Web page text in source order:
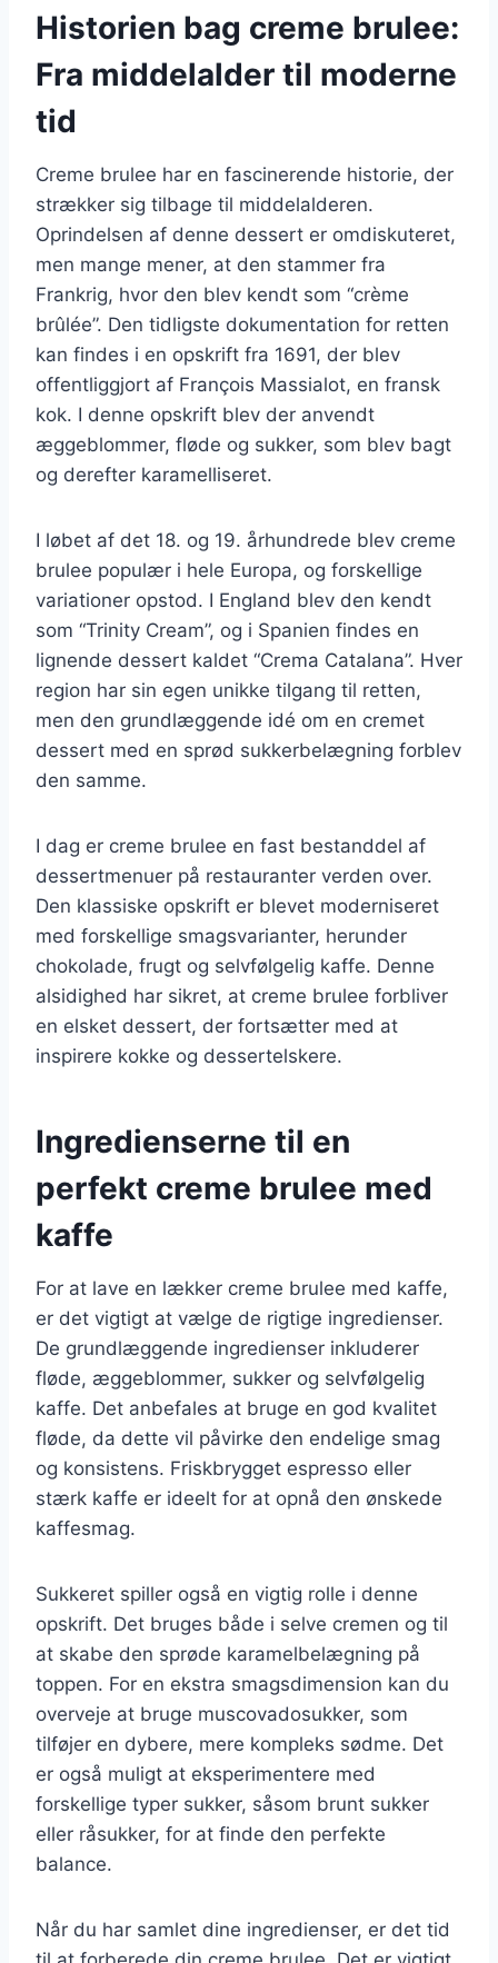
Historien bag creme brulee:
Fra middelalder til moderne
tid
Creme brulee har en fascinerende historie, der
strækker sig tilbage til middelalderen.
Oprindelsen af denne dessert er omdiskuteret,
men mange mener, at den stammer fra
Frankrig, hvor den blev kendt som “crème
brûlée”. Den tidligste dokumentation for retten
kan findes i en opskrift fra 1691, der blev
offentliggjort af François Massialot, en fransk
kok. I denne opskrift blev der anvendt
æggeblommer, fløde og sukker, som blev bagt
og derefter karamelliseret.
I løbet af det 18. og 19. århundrede blev creme
brulee populær i hele Europa, og forskellige
variationer opstod. I England blev den kendt
som “Trinity Cream”, og i Spanien findes en
lignende dessert kaldet “Crema Catalana”. Hver
region har sin egen unikke tilgang til retten,
men den grundlæggende idé om en cremet
dessert med en sprød sukkerbelægning forblev
den samme.
I dag er creme brulee en fast bestanddel af
dessertmenuer på restauranter verden over.
Den klassiske opskrift er blevet moderniseret
med forskellige smagsvarianter, herunder
chokolade, frugt og selvfølgelig kaffe. Denne
alsidighed har sikret, at creme brulee forbliver
en elsket dessert, der fortsætter med at
inspirere kokke og dessertelskere.
Ingredienserne til en
perfekt creme brulee med
kaffe
For at lave en lækker creme brulee med kaffe,
er det vigtigt at vælge de rigtige ingredienser.
De grundlæggende ingredienser inkluderer
fløde, æggeblommer, sukker og selvfølgelig
kaffe. Det anbefales at bruge en god kvalitet
fløde, da dette vil påvirke den endelige smag
og konsistens. Friskbrygget espresso eller
stærk kaffe er ideelt for at opnå den ønskede
kaffesmag.
Sukkeret spiller også en vigtig rolle i denne
opskrift. Det bruges både i selve cremen og til
at skabe den sprøde karamelbelægning på
toppen. For en ekstra smagsdimension kan du
overveje at bruge muscovadosukker, som
tilføjer en dybere, mere kompleks sødme. Det
er også muligt at eksperimentere med
forskellige typer sukker, såsom brunt sukker
eller råsukker, for at finde den perfekte
balance.
Når du har samlet dine ingredienser, er det tid